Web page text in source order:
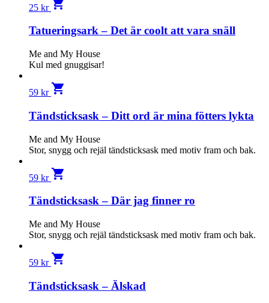
25 kr shopping_cart
Tatueringsark – Det är coolt att vara snäll
Me and My House
Kul med gnuggisar!
59 kr shopping_cart
Tändsticksask – Ditt ord är mina fötters lykta
Me and My House
Stor, snygg och rejäl tändsticksask med motiv fram och bak.
59 kr shopping_cart
Tändsticksask – Där jag finner ro
Me and My House
Stor, snygg och rejäl tändsticksask med motiv fram och bak.
59 kr shopping_cart
Tändsticksask – Älskad